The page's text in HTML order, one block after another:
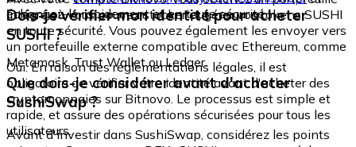
échangez-le rapidement et en toute sécurité.
intégré où vous pouvez stocker et gérer vos tokens SUSHI
en toute sécurité. Vous pouvez également les envoyer vers
un portefeuille externe compatible avec Ethereum, comme
Metamask, Trust Wallet ou Ledger.
Dois-je vérifier mon identité pour acheter
SUSHI ?
Oui. En raison des réglementations légales, il est
obligatoire de vérifier votre identité avant d'acheter des
cryptomonnaies sur Bitnovo. Le processus est simple et
rapide, et assure des opérations sécurisées pour tous les
utilisateurs.
Que dois-je considérer avant d'acheter
SushiSwap ?
Avant d'investir dans SushiSwap, considérez les points